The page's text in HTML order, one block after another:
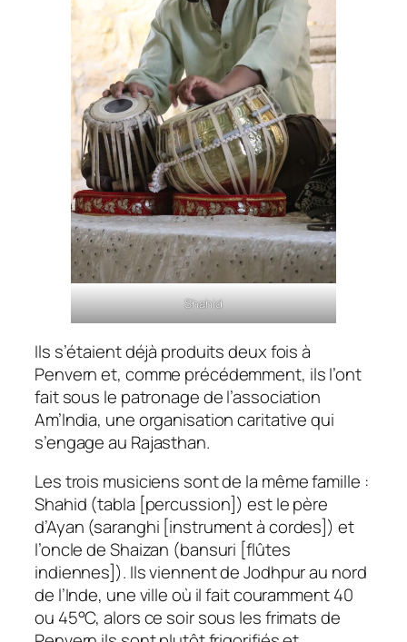
Shahid
Ils s’étaient déjà produits deux fois à
Penvern et, comme précédemment, ils l’ont
fait sous le patronage de l’association
Am’India, une organisation caritative qui
s’engage au Rajasthan.
Les trois musiciens sont de la même famille :
Shahid (tabla [percussion]) est le père
d’Ayan (saranghi [instrument à cordes]) et
l’oncle de Shaizan (bansuri [flûtes
indiennes]). Ils viennent de Jodhpur au nord
de l’Inde, une ville où il fait couramment 40
ou 45°C, alors ce soir sous les frimats de